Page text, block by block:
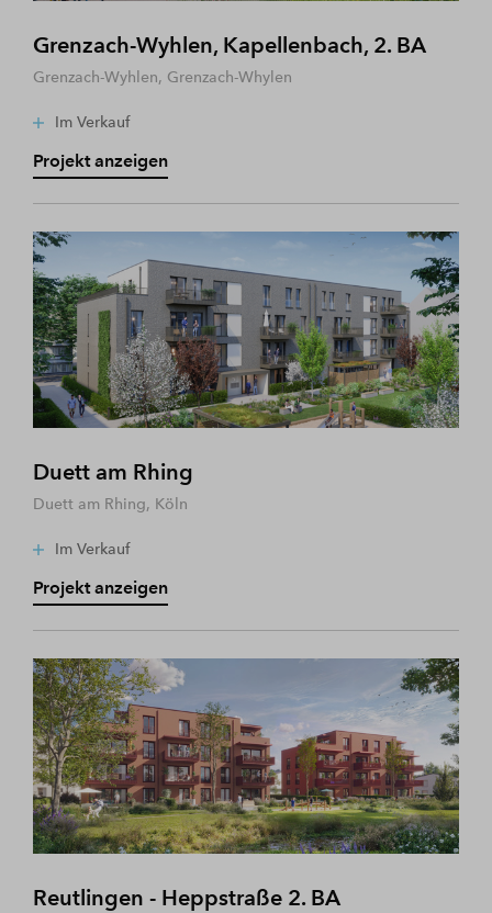
Grenzach-Wyhlen, Kapellenbach, 2. BA
Grenzach-Wyhlen, Grenzach-Whylen
Im Verkauf
Projekt anzeigen
Duett am Rhing
Duett am Rhing, Köln
Im Verkauf
Projekt anzeigen
Reutlingen - Heppstraße 2. BA